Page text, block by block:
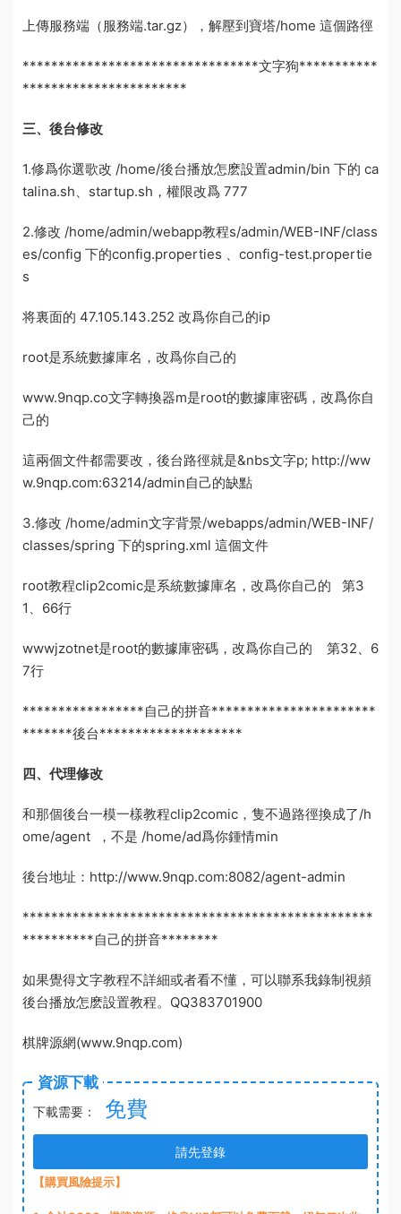
上傳服務端（服務端.tar.gz），解壓到寶塔/home 這個路徑
*********************************文字狗***********
***********************
三、 後台修改
1.修爲你選歌改 /home/後台播放怎麽設置admin/bin 下的 ca
talina.sh、startup.sh，權限改爲 777
2.修改 /home/admin/webapp教程s/admin/WEB-INF/class
es/config 下的config.properties 、config-test.propertie
s
将裏面的 47.105.143.252 改爲你自己的ip
root是系統數據庫名，改爲你自己的
www.9nqp.co文字轉換器m是root的數據庫密碼，改爲你自
己的
這兩個文件都需要改，後台路徑就是&nbs文字p; http://ww
w.9nqp.com:63214/admin自己的缺點
3.修改 /home/admin文字背景/webapps/admin/WEB-INF/
classes/spring 下的spring.xml 這個文件
root教程clip2comic是系統數據庫名，改爲你自己的 第3
1、66行
wwwjzotnet是root的數據庫密碼，改爲你自己的 第32、6
7行
*****************自己的拼音***********************
*******後台********************
四、代理修改
和那個後台一模一樣教程clip2comic ，隻不過路徑換成了/h
ome/agent ，不是 /home/ad爲你鍾情min
後台地址：http://www.9nqp.com:8082/agent-admin
*************************************************
**********自己的拼音********
如果覺得文字教程不詳細或者看不懂，可以聯系我錄制視頻
後台播放怎麽設置教程。QQ383701900
棋牌源網(www.9nqp.com)
資源下載
下載需要： 免費
請先登錄
【購買風險提示】